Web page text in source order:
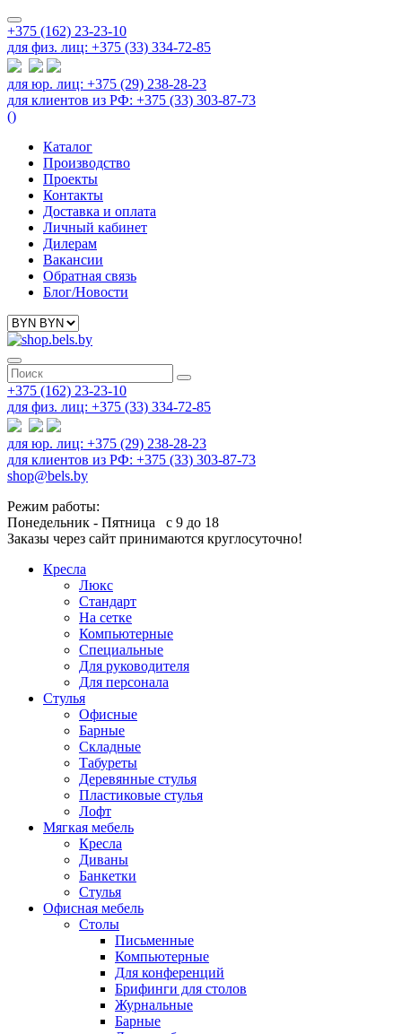
+375 (162) 23-23-10
для физ. лиц: +375 (33) 334-72-85
для юр. лиц: +375 (29) 238-28-23
для клиентов из РФ: +375 (33) 303-87-73
()
Каталог
Производство
Проекты
Контакты
Доставка и оплата
Личный кабинет
Дилерам
Вакансии
Обратная связь
Блог/Новости
+375 (162) 23-23-10
для физ. лиц: +375 (33) 334-72-85
для юр. лиц: +375 (29) 238-28-23
для клиентов из РФ: +375 (33) 303-87-73
shop@bels.by
Режим работы:
Понедельник - Пятница с 9 до 18
Заказы через сайт принимаются круглосуточно!
Кресла
Люкс
Стандарт
На сетке
Компьютерные
Специальные
Для руководителя
Для персонала
Стулья
Офисные
Барные
Складные
Табуреты
Деревянные стулья
Пластиковые стулья
Лофт
Мягкая мебель
Кресла
Диваны
Банкетки
Стулья
Офисная мебель
Столы
Письменные
Компьютерные
Для конференций
Брифинги для столов
Журнальные
Барные